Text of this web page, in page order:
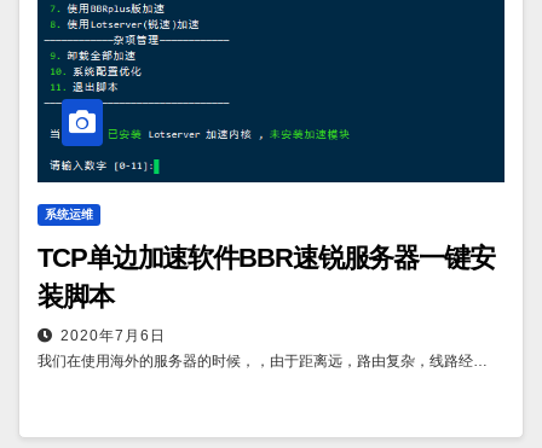
系统运维
TCP单边加速软件BBR速锐服务器一键安
装脚本
2020年7月6日
我们在使用海外的服务器的时候，，由于距离远，路由复杂，线路经…